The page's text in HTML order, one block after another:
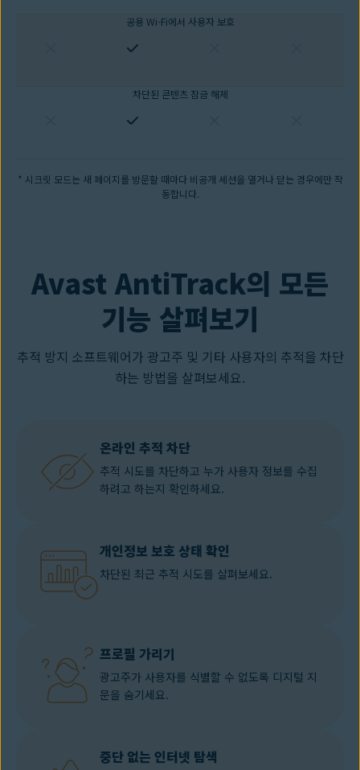
공용 Wi-Fi에서 사용자 보호
차단된 콘텐츠 잠금 해제
* 시크릿 모드는 새 페이지를 방문할 때마다 비공개 세션을 열거나 닫는 경우에만 작
동합니다.
Avast AntiTrack의 모든
기능 살펴보기
추적 방지 소프트웨어가 광고주 및 기타 사용자의 추적을 차단
하는 방법을 살펴보세요.
온라인 추적 차단
추적 시도를 차단하고 누가 사용자 정보를 수집
하려고 하는지 확인하세요.
개인정보 보호 상태 확인
차단된 최근 추적 시도를 살펴보세요.
프로필 가리기
광고주가 사용자를 식별할 수 없도록 디지털 지
문을 숨기세요.
중단 없는 인터넷 탐색